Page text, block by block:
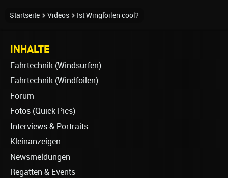
Startseite Videos Ist Wingfoilen cool?
INHALTE
Fahrtechnik (Windsurfen)
Fahrtechnik (Windfoilen)
Forum
Fotos (Quick Pics)
Interviews & Portraits
Kleinanzeigen
Newsmeldungen
Regatten & Events